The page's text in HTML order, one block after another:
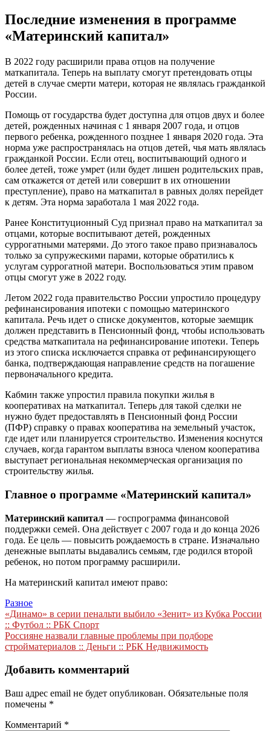
Последние изменения в программе
«Материнский капитал»
В 2022 году расширили права отцов на получение
маткапитала. Теперь на выплату смогут претендовать отцы
детей в случае смерти матери, которая не являлась гражданкой
России.
Помощь от государства будет доступна для отцов двух и более
детей, рожденных начиная с 1 января 2007 года, и отцов
первого ребенка, рожденного позднее 1 января 2020 года. Эта
норма уже распространялась на отцов детей, чья мать являлась
гражданкой России. Если отец, воспитывающий одного и
более детей, тоже умрет (или будет лишен родительских прав,
сам откажется от детей или совершит в их отношении
преступление), право на маткапитал в равных долях перейдет
к детям. Эта норма заработала 1 мая 2022 года.
Ранее Конституционный Суд признал право на маткапитал за
отцами, которые воспитывают детей, рожденных
суррогатными матерями. До этого такое право признавалось
только за супружескими парами, которые обратились к
услугам суррогатной матери. Воспользоваться этим правом
отцы смогут уже в 2022 году.
Летом 2022 года правительство России упростило процедуру
рефинансирования ипотеки с помощью материнского
капитала. Речь идет о списке документов, которые заемщик
должен представить в Пенсионный фонд, чтобы использовать
средства маткапитала на рефинансирование ипотеки. Теперь
из этого списка исключается справка от рефинансирующего
банка, подтверждающая направление средств на погашение
первоначального кредита.
Кабмин также упростил правила покупки жилья в
кооперативах на маткапитал. Теперь для такой сделки не
нужно будет предоставлять в Пенсионный фонд России
(ПФР) справку о правах кооператива на земельный участок,
где идет или планируется строительство. Изменения коснутся
случаев, когда гарантом выплаты взноса членом кооператива
выступает региональная некоммерческая организация по
строительству жилья.
Главное о программе «Материнский капитал»
Материнский капитал — госпрограмма финансовой
поддержки семей. Она действует с 2007 года и до конца 2026
года. Ее цель — повысить рождаемость в стране. Изначально
денежные выплаты выдавались семьям, где родился второй
ребенок, но потом программу расширили.
На материнский капитал имеют право:
Разное
Навигация
по
записям
«Динамо» в серии пенальти выбило «Зенит» из Кубка России
:: Футбол :: РБК Спорт
Россияне назвали главные проблемы при подборе
стройматериалов :: Деньги :: РБК Недвижимость
Добавить комментарий
Ваш адрес email не будет опубликован. Обязательные поля
помечены *
Комментарий *